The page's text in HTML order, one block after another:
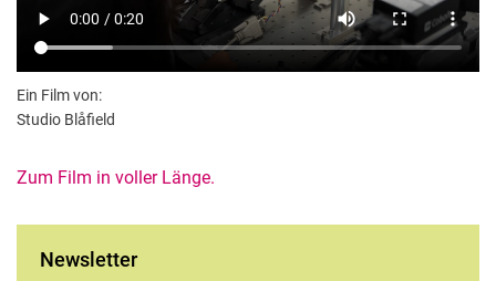
Ein Film von:
Studio Blåfield
Zum Film in voller Länge.
Newsletter